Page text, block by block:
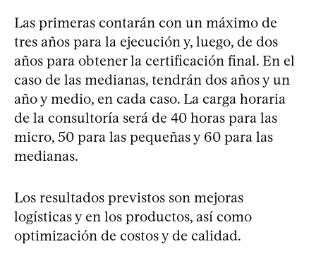
Las primeras contarán con un máximo de
tres años para la ejecución y, luego, de dos
años para obtener la certificación final. En el
caso de las medianas, tendrán dos años y un
año y medio, en cada caso. La carga horaria
de la consultoría será de 40 horas para las
micro, 50 para las pequeñas y 60 para las
medianas.
Los resultados previstos son mejoras
logísticas y en los productos, así como
optimización de costos y de calidad.